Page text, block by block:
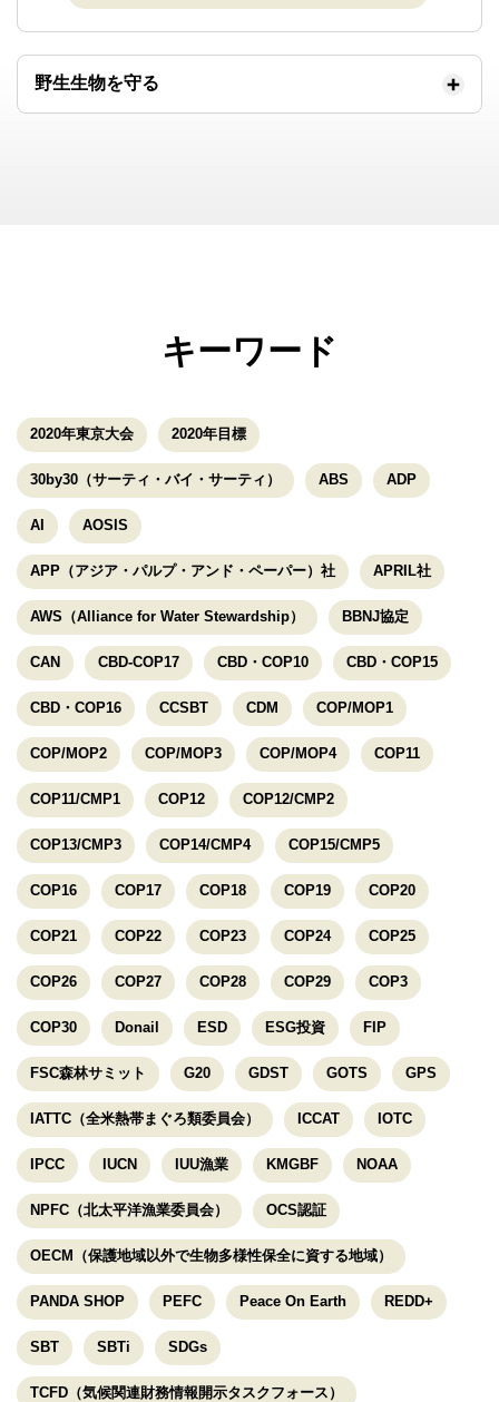
野生生物を守る
キーワード
2020年東京大会 2020年目標
30by30（サーティ・バイ・サーティ） ABS ADP
AI AOSIS
APP（アジア・パルプ・アンド・ペーパー）社 APRIL社
AWS（Alliance for Water Stewardship） BBNJ協定
CAN CBD-COP17 CBD・COP10 CBD・COP15
CBD・COP16 CCSBT CDM COP/MOP1
COP/MOP2 COP/MOP3 COP/MOP4 COP11
COP11/CMP1 COP12 COP12/CMP2
COP13/CMP3 COP14/CMP4 COP15/CMP5
COP16 COP17 COP18 COP19 COP20
COP21 COP22 COP23 COP24 COP25
COP26 COP27 COP28 COP29 COP3
COP30 Donail ESD ESG投資 FIP
FSC森林サミット G20 GDST GOTS GPS
IATTC（全米熱帯まぐろ類委員会） ICCAT IOTC
IPCC IUCN IUU漁業 KMGBF NOAA
NPFC（北太平洋漁業委員会） OCS認証
OECM（保護地域以外で生物多様性保全に資する地域）
PANDA SHOP PEFC Peace On Earth REDD+
SBT SBTi SDGs
TCFD（気候関連財務情報開示タスクフォース）